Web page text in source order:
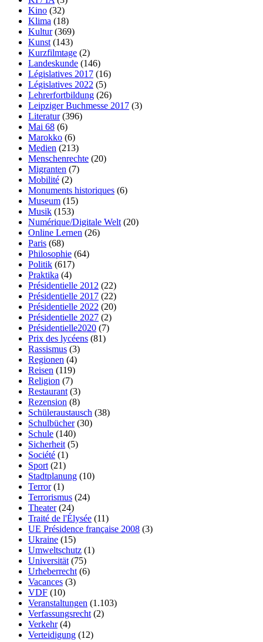
Kino (32)
Klima (18)
Kultur(369)
Kunst (143)
Kurzfilmtage (2)
Landeskunde (146)
Législatives 2017 (16)
Législatives 2022 (5)
Lehrerfortbildung (26)
Leipziger Buchmesse 2017 (3)
Literatur(396)
Mai 68 (6)
Marokko (6)
Medien (213)
Menschenrechte (20)
Migranten (7)
Mobilité (2)
Monuments historiques (6)
Museum (15)
Musik (153)
Numérique/Digitale Welt (20)
Online Lernen (26)
Paris (68)
Philosophie (64)
Politik (617)
Praktika (4)
Présidentielle 2012 (22)
Présidentielle 2017 (22)
Présidentielle 2022 (20)
Présidentielle 2027 (2)
Présidentielle2020 (7)
Prix des lycéens (81)
Rassismus (3)
Regionen (4)
Reisen (119)
Religion (7)
Restaurant (3)
Rezension (8)
Schüleraustausch (38)
Schulbücher(30)
Schule (140)
Sicherheit (5)
Société (1)
Sport (21)
Stadtplanung (10)
Terror(1)
Terrorismus (24)
Theater(24)
Traité de l'Élysée (11)
UE Présidence française 2008 (3)
Ukraine (15)
Umweltschutz (1)
Universität (75)
Urheberrecht (6)
Vacances (3)
VDF (10)
Veranstaltungen (1.103)
Verfassungsrecht (2)
Verkehr(4)
Verteidigung (12)